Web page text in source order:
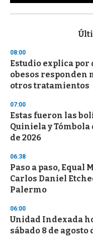
s
d
s
o
f
3
s
e
c
o
n
08:00
Estudio explica por
obesos responden
otros tratamientos
07:00
Estas fueron las
Quiniela y Tómbola
de 2026
06:38
Paso a paso, Equal
Carlos Daniel
Palermo
06:00
Unidad Indexada
sábado 8 de agosto